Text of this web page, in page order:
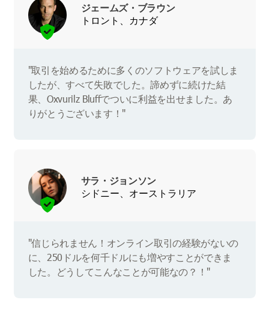
ジェームズ・ブラウン
トロント、カナダ
"取引を始めるために多くのソフトウェアを試しま
したが、すべて失敗でした。諦めずに続けた結
果、Oxvurilz Bluffでついに利益を出せました。あ
りがとうございます！"
サラ・ジョンソン
シドニー、オーストラリア
"信じられません！オンライン取引の経験がないの
に、250ドルを何千ドルにも増やすことができま
した。どうしてこんなことが可能なの？！"